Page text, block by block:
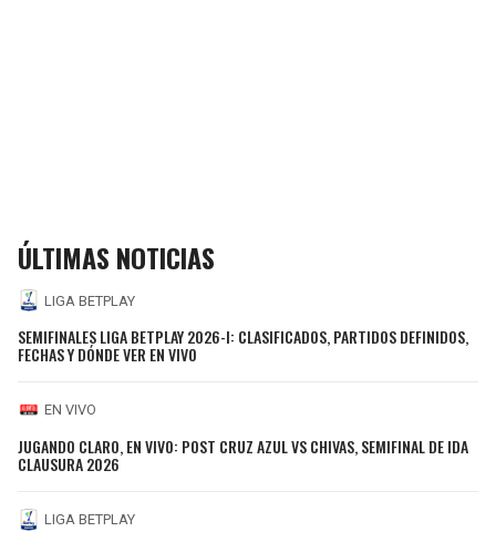
ÚLTIMAS NOTICIAS
LIGA BETPLAY
SEMIFINALES LIGA BETPLAY 2026-I: CLASIFICADOS, PARTIDOS DEFINIDOS,
FECHAS Y DÓNDE VER EN VIVO
EN VIVO
JUGANDO CLARO, EN VIVO: POST CRUZ AZUL VS CHIVAS, SEMIFINAL DE IDA
CLAUSURA 2026
LIGA BETPLAY